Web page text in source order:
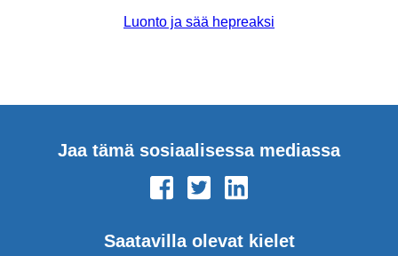
Luonto ja sää hepreaksi
Jaa tämä sosiaalisessa mediassa
Saatavilla olevat kielet